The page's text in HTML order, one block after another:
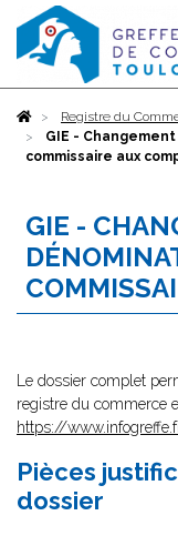
AccueilRegistre du
GIE -
commissaire aux
GIE -
Le dossier complet
registre du commerce
https://
Pièces
dossier